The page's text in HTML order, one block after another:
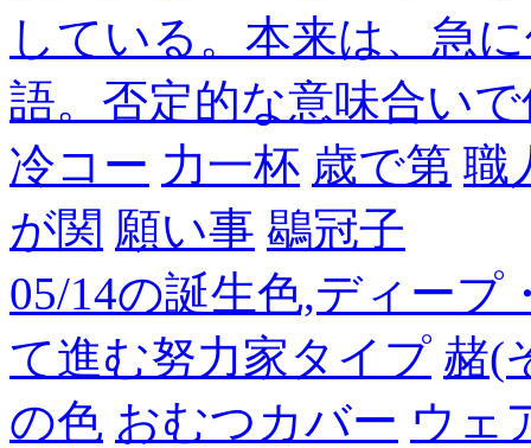
している。本来は、急
語。否定的な意味合い
冷コー 力一杯 歳で第 職
が関 願い事 鶡冠子
05/14の誕生色,ディー
て進む努力家タイプ 赭(
の色 おむつカバー ウェ